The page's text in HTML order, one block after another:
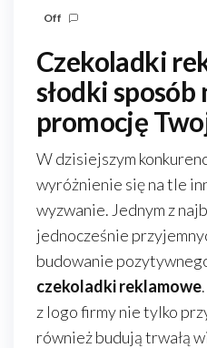
Off
Czekoladki
słodki
promocję
W dzisiejszym
wyróżnienie się na tle
wyzwanie. Jednym z
jednocześnie
budowanie
czekoladki reklamowe
z logo firmy nie tylko
również budują trwałą